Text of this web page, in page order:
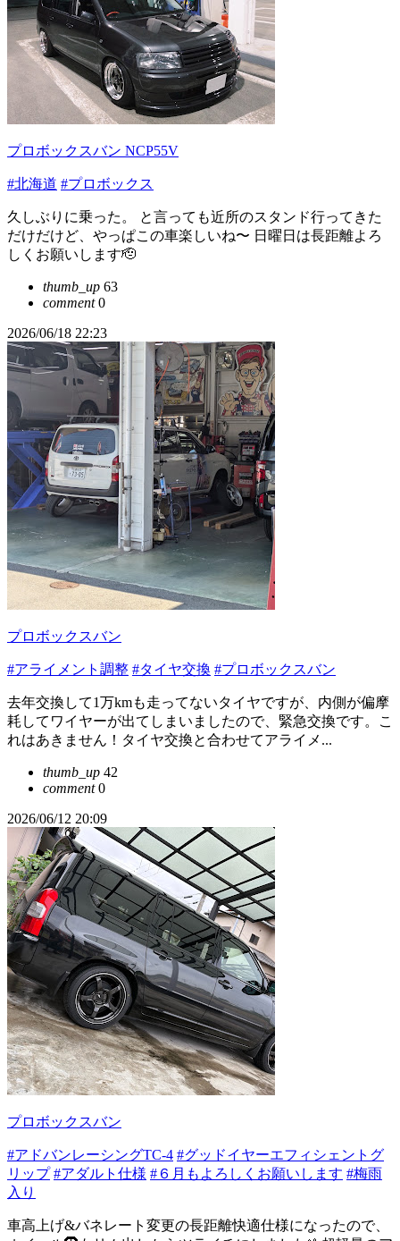
プロボックスバン NCP55V
#北海道 #プロボックス
久しぶりに乗った。 と言っても近所のスタンド行ってきた
だけだけど、やっぱこの車楽しいね〜 日曜日は長距離よろ
しくお願いします🫡
thumb_up 63
comment0
2026/06/18 22:23
プロボックスバン
#アライメント調整 #タイヤ交換 #プロボックスバン
去年交換して1万kmも走ってないタイヤですが、内側が偏摩
耗してワイヤーが出てしまいましたので、緊急交換です。こ
れはあきません！タイヤ交換と合わせてアライメ...
thumb_up 42
comment0
2026/06/12 20:09
プロボックスバン
#アドバンレーシングTC-4 #グッドイヤーエフィシェントグ
リップ #アダルト仕様 #６月もよろしくお願いします #梅雨
入り
車高上げ&バネレート変更の長距離快適仕様になったので、